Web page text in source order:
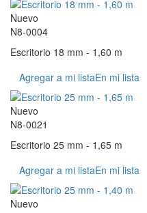
Nuevo
N8-0004
Escritorio 18 mm - 1,60 m
Agregar a mi listaEn mi lista
Nuevo
N8-0021
Escritorio 25 mm - 1,65 m
Agregar a mi listaEn mi lista
Nuevo